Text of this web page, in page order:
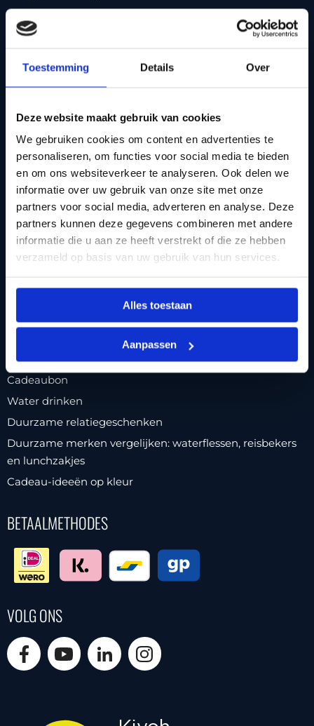
Toestemming Details Over
Deze website maakt gebruik van cookies
We gebruiken cookies om content en advertenties te
personaliseren, om functies voor social media te bieden
en om ons websiteverkeer te analyseren. Ook delen we
informatie over uw gebruik van onze site met onze
partners voor social media, adverteren en analyse. Deze
partners kunnen deze gegevens combineren met andere
informatie die u aan ze heeft verstrekt of die ze hebben
verzameld op basis van uw gebruik van hun services.
Alles toestaan
Aanpassen
Garantie & Retour
Reserve onderdelen
Zakelijk inkopen
Reviewbeleid
Privacybeleid
Contact
POPULAIRE PAGINA'S
Drinkware
Koeltassen
Retulp RVS drinkfles
Cadeaubon
Water drinken
Duurzame relatiegeschenken
Duurzame merken vergelijken: waterflessen, reisbekers
en lunchzakjes
Cadeau-ideeën op kleur
BETAALMETHODES
VOLG ONS